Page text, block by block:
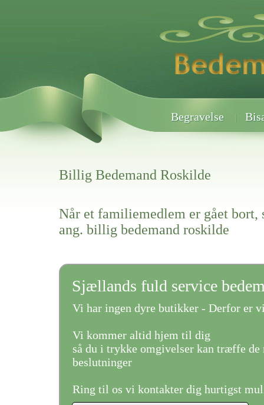
Begravelse
Billig Bedemand Roskilde
Når et familiemedlem er gået bort,
ang. billig bedemand roskilde
Sjællands fuld service
Vi har ingen dyre butikker - Derfor er
Vi kommer altid hjem til dig
så du i trykke omgivelser kan træffe de
beslutninger
Ring til os vi kontakter dig hurtigst